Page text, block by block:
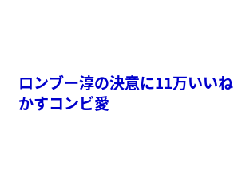
ロンブー淳の決意に11万いいね 亮への世論動
かすコンビ愛